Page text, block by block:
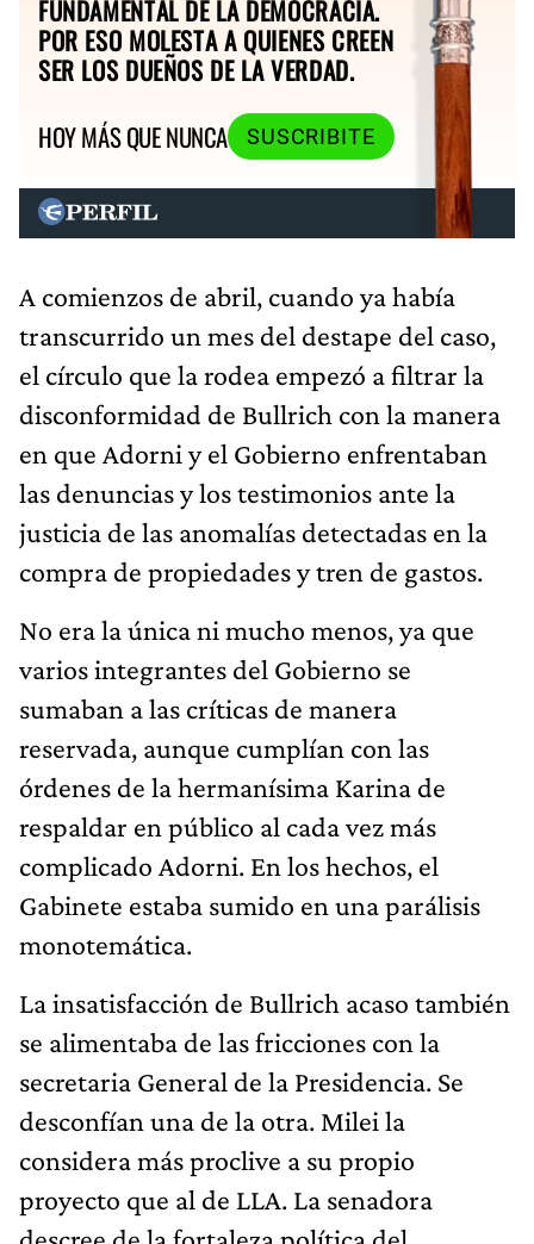
FUNDAMENTAL DE LA DEMOCRACIA.
POR ESO MOLESTA A QUIENES CREEN
SER LOS DUEÑOS DE LA VERDAD.
HOY MÁS QUE NUNCA
SUSCRIBITE
A comienzos de abril, cuando ya había
transcurrido un mes del destape del caso,
el círculo que la rodea empezó a filtrar la
disconformidad de Bullrich con la manera
en que Adorni y el Gobierno enfrentaban
las denuncias y los testimonios ante la
justicia de las anomalías detectadas en la
compra de propiedades y tren de gastos.
No era la única ni mucho menos, ya que
varios integrantes del Gobierno se
sumaban a las críticas de manera
reservada, aunque cumplían con las
órdenes de la hermanísima Karina de
respaldar en público al cada vez más
complicado Adorni. En los hechos, el
Gabinete estaba sumido en una parálisis
monotemática.
La insatisfacción de Bullrich acaso también
se alimentaba de las fricciones con la
secretaria General de la Presidencia. Se
desconfían una de la otra. Milei la
considera más proclive a su propio
proyecto que al de LLA. La senadora